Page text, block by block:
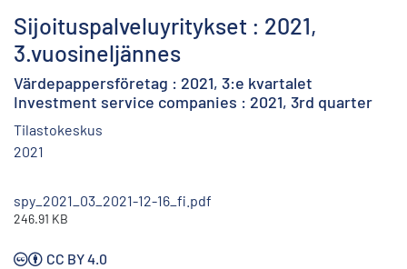
Sijoituspalveluyritykset : 2021,
3.vuosineljännes
Värdepappersföretag : 2021, 3:e kvartalet
Investment service companies : 2021, 3rd quarter
Tilastokeskus
2021
spy_2021_03_2021-12-16_fi.pdf
246.91 KB
CC BY 4.0